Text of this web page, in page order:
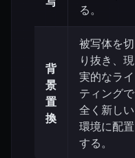
る。
背
景
置
換
被写体を切
り抜き、現
実的なライ
ティングで
全く新しい
環境に配置
する。